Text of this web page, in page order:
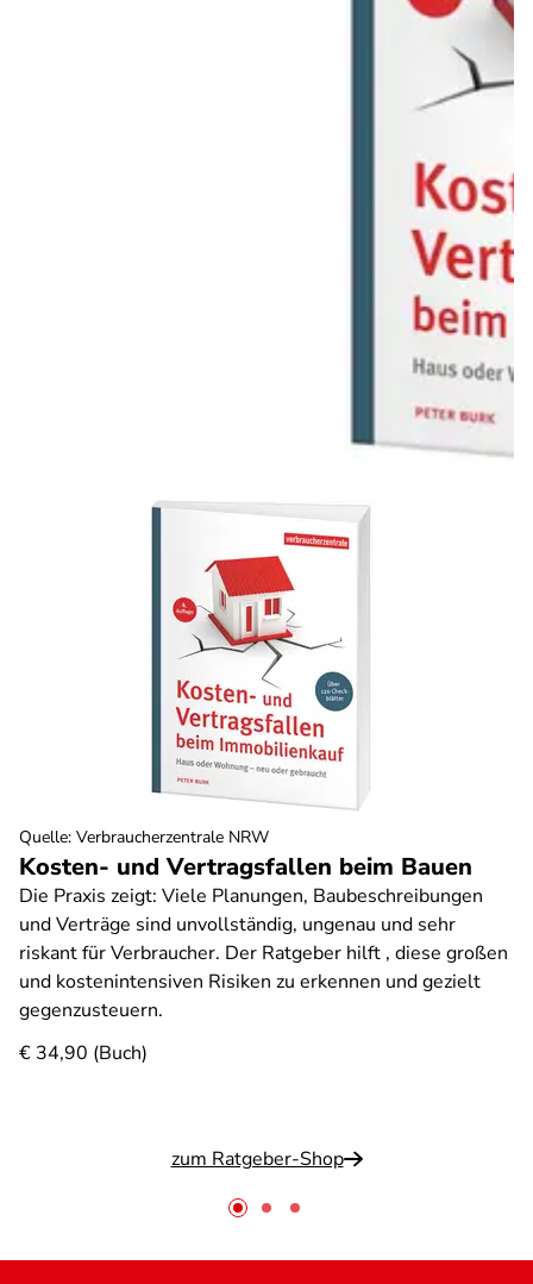
Kosten- und Vertragsfallen beim Bauen
Die Praxis zeigt: Viele Planungen, Baubeschreibungen
und Verträge sind unvollständig, ungenau und sehr
riskant für Verbraucher. Der Ratgeber hilft , diese großen
und kostenintensiven Risiken zu erkennen und gezielt
gegenzusteuern.
€ 34,90 (Buch)
zum Ratgeber-Shop
Quelle: Verbraucherzentrale NRW